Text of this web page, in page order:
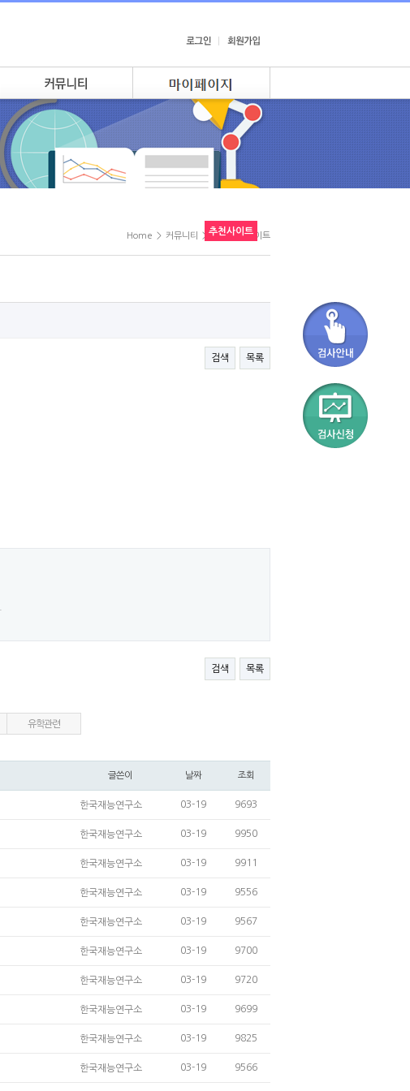
Home > 커뮤니티 > KTR 추천사이트
추천사이트
검색 목록
검색 목록
유학관련
글쓴이 날짜 조회
한국재능연구소 03-19 9693
한국재능연구소 03-19 9950
한국재능연구소 03-19 9911
한국재능연구소 03-19 9556
한국재능연구소 03-19 9567
한국재능연구소 03-19 9700
한국재능연구소 03-19 9720
한국재능연구소 03-19 9699
한국재능연구소 03-19 9825
한국재능연구소 03-19 9566